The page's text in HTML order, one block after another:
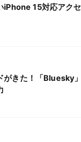
iPhone 15対応アクセ
がきた！「Bluesky」